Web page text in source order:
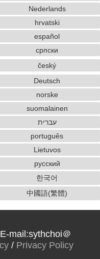
Nederlands
hrvatski
español
српски
český
Deutsch
norske
suomalainen
עברית
português
Lietuvos
русский
한국어
中國語(繁體)
mail:sythchoi＠
/ Privacy Policy